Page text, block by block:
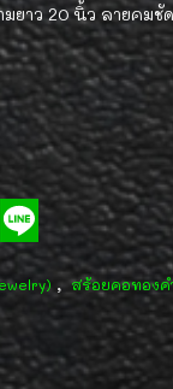
าว 20 นิ้ว ลายคมชัด
, สร้อยคอทองค